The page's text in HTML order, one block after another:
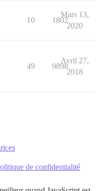
10 1802
Mars 13,
2020
49 9898
Avril 27,
2018
de confidentialité